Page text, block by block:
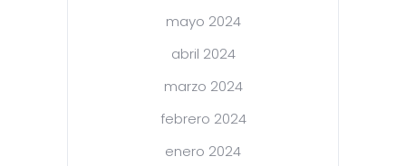
mayo 2024
abril 2024
marzo 2024
febrero 2024
enero 2024